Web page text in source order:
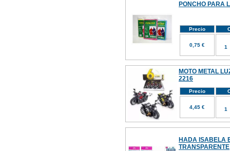
PONCHO PARA
Precio
0,75 €
MOTO METAL
2216
Precio
4,45 €
HADA ISABELA
TRANSPARENTE